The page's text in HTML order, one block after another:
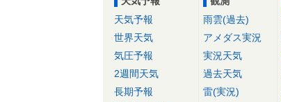
天気予報
世界天気
気圧予報
2週間天気
長期予報
雨雲(過去)
アメダス実況
実況天気
過去天気
雷(実況)